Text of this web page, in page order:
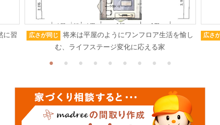
に習 広さが同じ
将来は平屋のようにワンフロア生活を愉し
む、ライフステージ変化に応える家
広さ